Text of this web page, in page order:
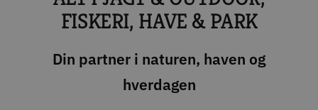
FISKERI, HAVE & PARK
Din partner i naturen, haven og
hverdagen